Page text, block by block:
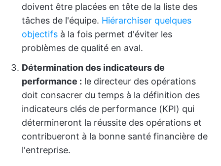
doivent être placées en tête de la liste des
tâches de l'équipe. Hiérarchiser quelques
objectifs à la fois permet d'éviter les
problèmes de qualité en aval.
Détermination des indicateurs de
performance : le directeur des opérations
doit consacrer du temps à la définition des
indicateurs clés de performance (KPI) qui
détermineront la réussite des opérations et
contribueront à la bonne santé financière de
l'entreprise.